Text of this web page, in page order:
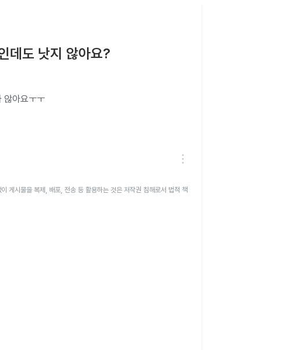
데도 낫지 않아요?
않아요ㅜㅜ
게시물을 복제, 배포, 전송 등 활용하는 것은 저작권 침해로서 법적 책